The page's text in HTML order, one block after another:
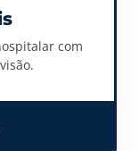
com